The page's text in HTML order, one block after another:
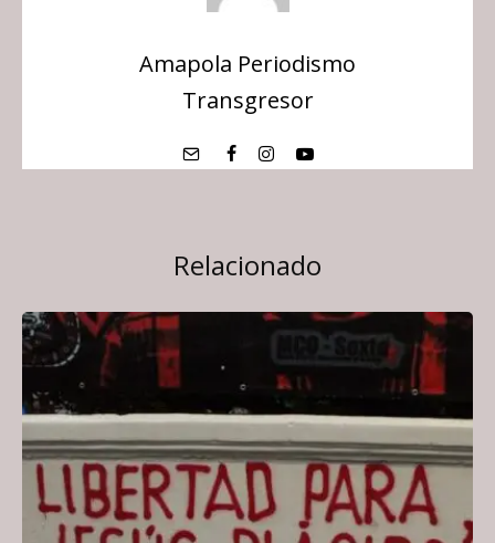
Amapola Periodismo
Transgresor
Relacionado